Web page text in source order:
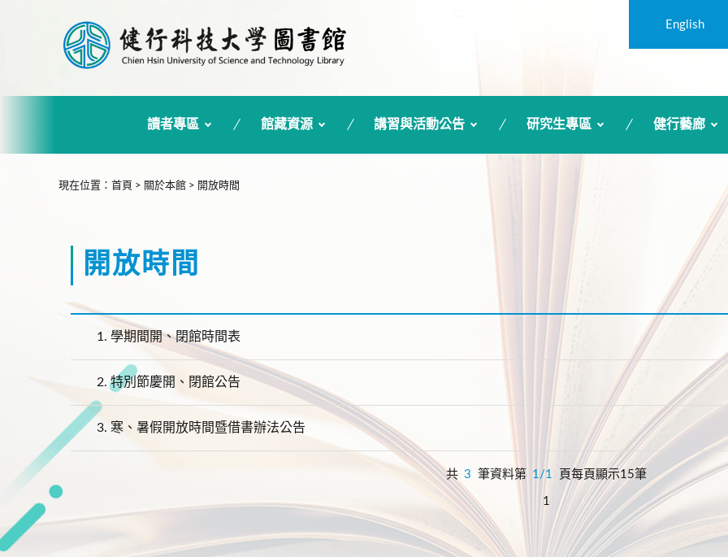
English
讀者專區 館藏資源 講習與活動公告 研究生專區 健行藝廊
現在位置 ： 首頁 > 關於本館 > 開放時間
開放時間
1. 學期間開、閉館時間表
2.特別節慶開、閉館公告
3. 寒、暑假開放時間暨借書辦法公告
共 3 筆資料第 1/1 頁每頁顯示15筆
1